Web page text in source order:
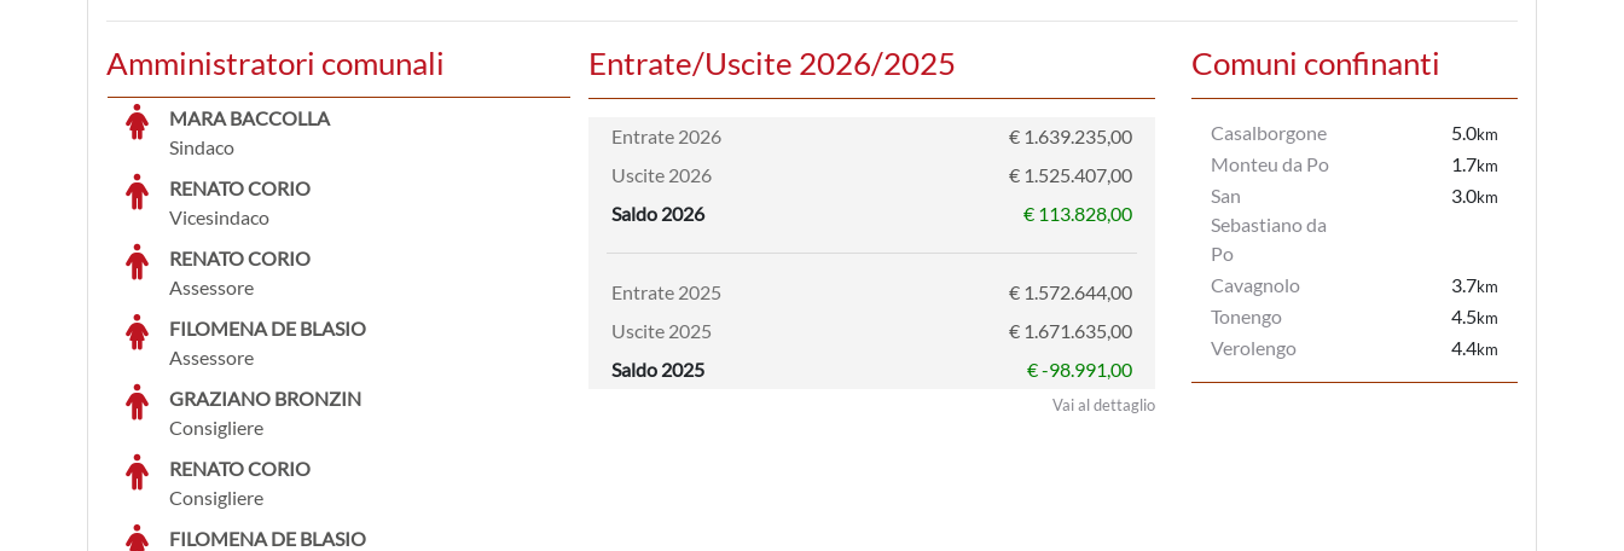
Amministratori comunali
MARA BACCOLLA
Sindaco
RENATO CORIO
Vicesindaco
RENATO CORIO
Assessore
FILOMENA DE BLASIO
Assessore
GRAZIANO BRONZIN
Consigliere
RENATO CORIO
Consigliere
FILOMENA DE BLASIO
Entrate/Uscite 2026/2025
Entrate 2026
€ 1.639.235,00
Uscite 2026
€ 1.525.407,00
Saldo 2026
€ 113.828,00
Entrate 2025
€ 1.572.644,00
Uscite 2025
€ 1.671.635,00
Saldo 2025
€ -98.991,00
Vai al dettaglio
Comuni confinanti
Casalborgone 5.0km
Monteu da Po 1.7km
San
Sebastiano da
Po
3.0km
Cavagnolo 3.7km
Tonengo 4.5km
Verolengo 4.4km